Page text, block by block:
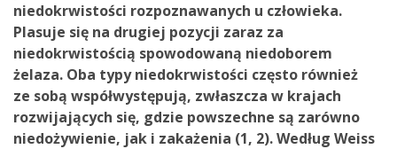
niedokrwistości rozpoznawanych u człowieka.
Plasuje się na drugiej pozycji zaraz za
niedokrwistością spowodowaną niedoborem
żelaza. Oba typy niedokrwistości często również
ze sobą współwystępują, zwłaszcza w krajach
rozwijających się, gdzie powszechne są zarówno
niedożywienie, jak i zakażenia (1, 2). Według Weiss